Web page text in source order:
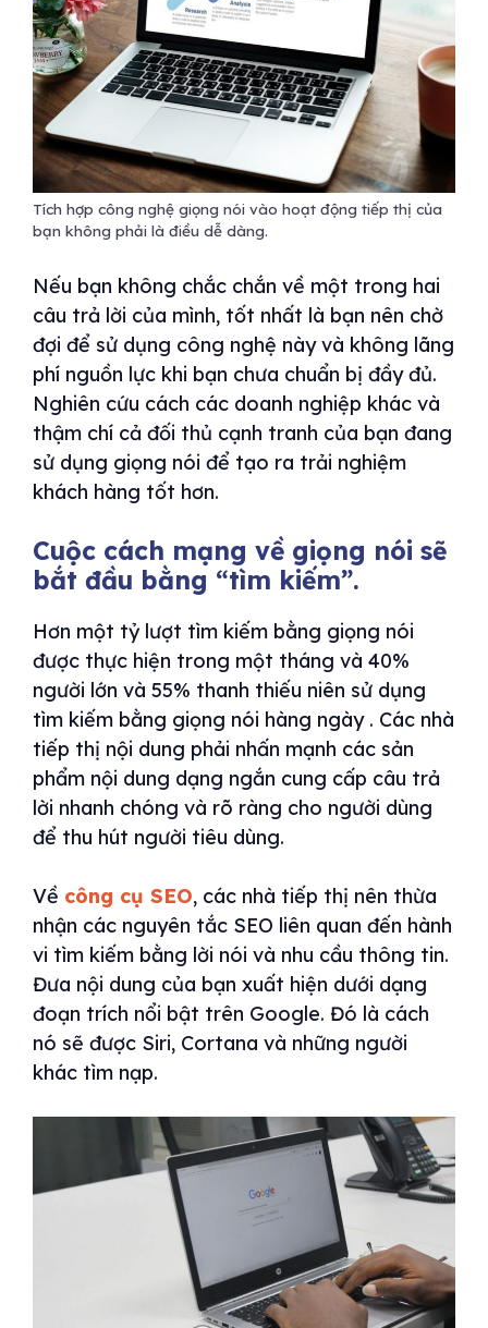
Tích hợp công nghệ giọng nói vào hoạt động tiếp thị của
bạn không phải là điều dễ dàng.
Nếu bạn không chắc chắn về một trong hai
câu trả lời của mình, tốt nhất là bạn nên chờ
đợi để sử dụng công nghệ này và không lãng
phí nguồn lực khi bạn chưa chuẩn bị đầy đủ.
Nghiên cứu cách các doanh nghiệp khác và
thậm chí cả đối thủ cạnh tranh của bạn đang
sử dụng giọng nói để tạo ra trải nghiệm
khách hàng tốt hơn.
Cuộc cách mạng về giọng nói sẽ
bắt đầu bằng “tìm kiếm”.
Hơn một tỷ lượt tìm kiếm bằng giọng nói
được thực hiện trong một tháng và 40%
người lớn và 55% thanh thiếu niên sử dụng
tìm kiếm bằng giọng nói hàng ngày . Các nhà
tiếp thị nội dung phải nhấn mạnh các sản
phẩm nội dung dạng ngắn cung cấp câu trả
lời nhanh chóng và rõ ràng cho người dùng
để thu hút người tiêu dùng.
Về công cụ SEO, các nhà tiếp thị nên thừa
nhận các nguyên tắc SEO liên quan đến hành
vi tìm kiếm bằng lời nói và nhu cầu thông tin.
Đưa nội dung của bạn xuất hiện dưới dạng
đoạn trích nổi bật trên Google. Đó là cách
nó sẽ được Siri, Cortana và những người
khác tìm nạp.